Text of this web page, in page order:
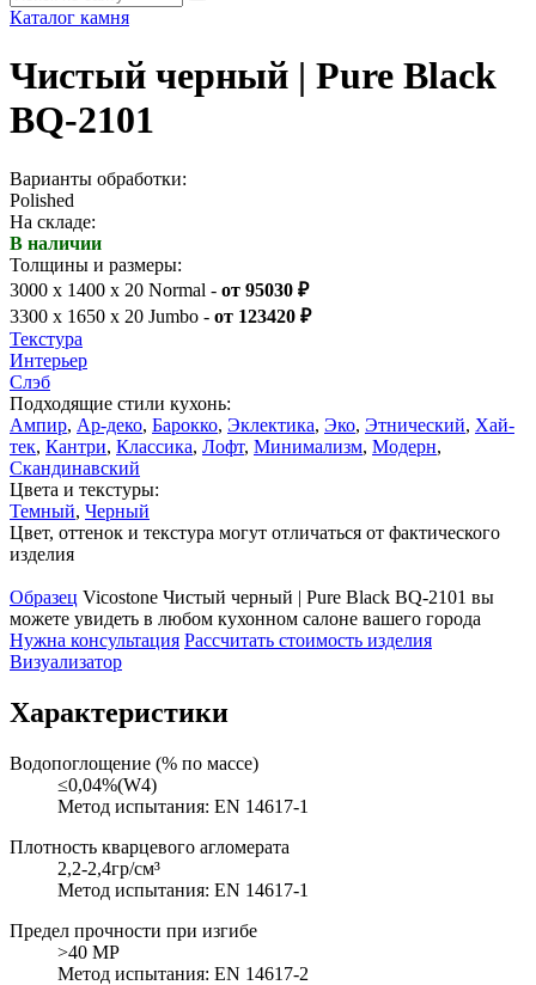
Каталог камня
Чистый черный | Pure Black
BQ-2101
Варианты обработки:
Polished
На складе:
В наличии
Толщины и размеры:
3000 x 1400 x 20 Normal - от 95030 ₽
3300 x 1650 x 20 Jumbo - от 123420 ₽
Текстура
Интерьер
Слэб
Подходящие стили кухонь:
Ампир, Ар-деко, Барокко, Эклектика, Эко, Этнический, Хай-
тек, Кантри, Классика, Лофт, Минимализм, Модерн,
Скандинавский
Цвета и текстуры:
Темный, Черный
Цвет, оттенок и текстура могут отличаться от фактического
изделия
Образец Vicostone Чистый черный | Pure Black BQ-2101 вы
можете увидеть в любом кухонном салоне вашего города
Нужна консультация Рассчитать стоимость изделия
Визуализатор
Характеристики
Водопоглощение (% по массе)
≤0,04%(W4)
Метод испытания: EN 14617-1
Плотность кварцевого агломерата
2,2-2,4гр/см³
Метод испытания: EN 14617-1
Предел прочности при изгибе
>40 MP
Метод испытания: EN 14617-2